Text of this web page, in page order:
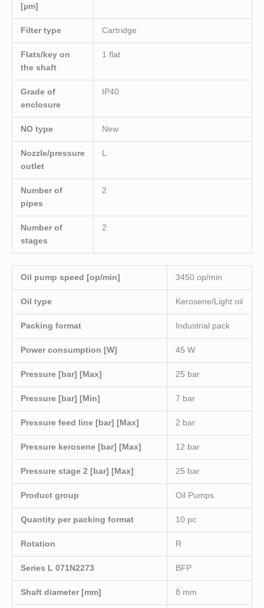
[µm]
Filter type Cartridge
Flats/key on
the shaft
1 flat
Grade of
enclosure
IP40
NO type New
Nozzle/pressure
outlet
Number of
pipes
2
Number of
stages
2
Oil pump speed [op/min] 3450 op/min
Oil type Kerosene/Light oil
Packing format Industrial pack
Power consumption [W] 45 W
Pressure [bar] [Max] 25 bar
Pressure [bar] [Min] 7 bar
Pressure feed line [bar] [Max] 2 bar
Pressure kerosene [bar] [Max] 12 bar
Pressure stage 2 [bar] [Max] 25 bar
Product group Oil Pumps
Quantity per packing format 10 pc
Rotation R
Series L 071N2273 BFP
Shaft diameter [mm] 8 mm